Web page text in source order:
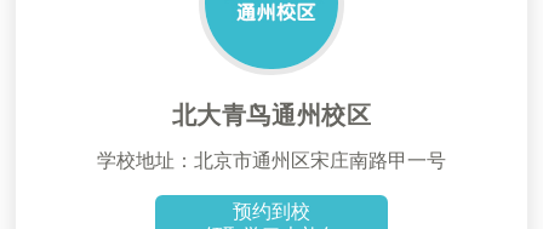
北大青鸟通州校区
学校地址：北京市通州区宋庄南路甲一号
预约到校